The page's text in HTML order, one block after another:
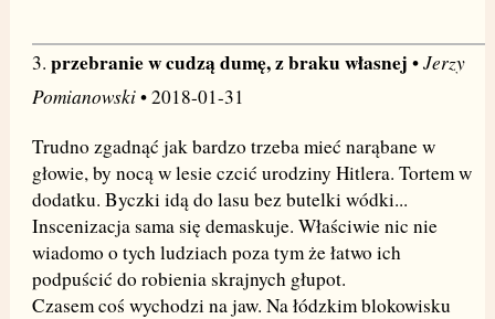
3. przebranie w cudzą dumę, z braku własnej •Jerzy
Pomianowski• 2018-01-31
Trudno zgadnąć jak bardzo trzeba mieć narąbane w
głowie, by nocą w lesie czcić urodziny Hitlera. Tortem w
dodatku. Byczki idą do lasu bez butelki wódki...
Inscenizacja sama się demaskuje. Właściwie nic nie
wiadomo o tych ludziach poza tym że łatwo ich
podpuścić do robienia skrajnych głupot.
Czasem coś wychodzi na jaw. Na łódzkim blokowisku